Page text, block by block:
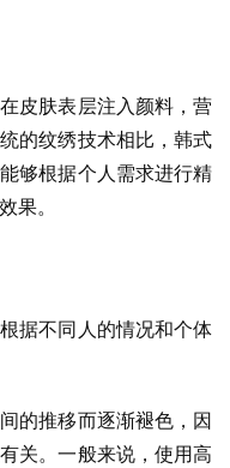
皮肤表层注入颜料，营
的纹绣技术相比，韩式
够根据个人需求进行精
果。
据不同人的情况和个体
的推移而逐渐褪色，因
关。一般来说，使用高